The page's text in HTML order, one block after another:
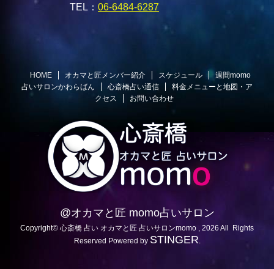
TEL： 06-6484-6287
HOME オカマと匠メンバー紹介 スケジュール
週間momo
占いサロンかわらばん
心斎橋占い通信
料金メニューと地図・ア
クセス
お問い合わせ
@オカマと匠 momo占いサロン
Copyright© 心斎橋 占い オカマと匠 占いサロンmomo , 2026 All Rights
Reserved Powered by STINGER